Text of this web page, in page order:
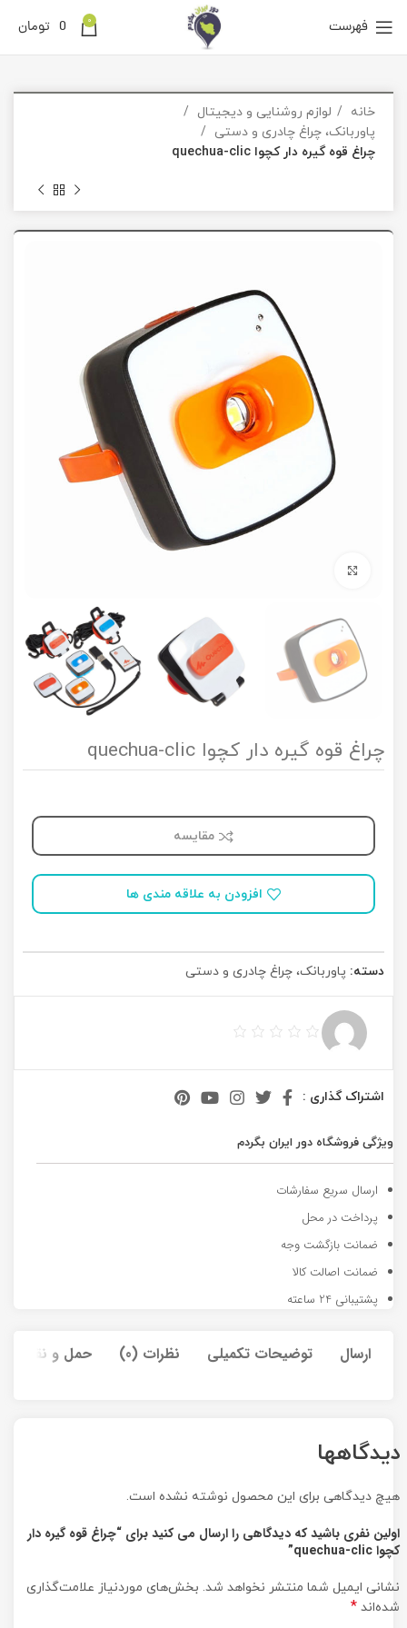
فهرست 0
0 تومان
خانه
لوازم روشنایی و دیجیتال
پاوربانک، چراغ چادری و دستی
چراغ قوه گیره دار کچوا quechua-clic
چراغ قوه گیره دار کچوا quechua-clic
مقایسه
افزودن به علاقه مندی ها
دسته: پاوربانک، چراغ چادری و دستی
اشتراک گذاری :
ویژگی فروشگاه دور ایران بگردم
ارسال سریع سفارشات
پرداخت در محل
ضمانت بازگشت وجه
ضمانت اصالت کالا
پشتیبانی 24 ساعته
ارسال توضیحات تکمیلی نظرات (0) حمل و نقل کالا
دیدگاهها
هیچ دیدگاهی برای این محصول نوشته نشده است.
اولین نفری باشید که دیدگاهی را ارسال می کنید برای “چراغ قوه گیره دار
کچوا quechua-clic”
نشانی ایمیل شما منتشر نخواهد شد. بخش‌های موردنیاز علامت‌گذاری
شده‌اند *